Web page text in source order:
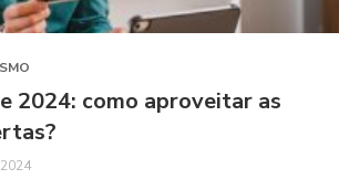
2024: como aproveitar as